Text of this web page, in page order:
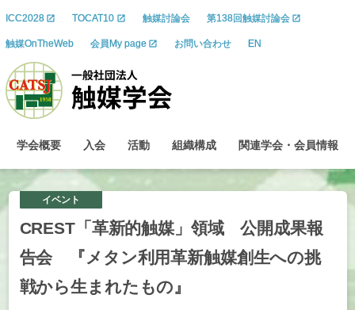
ICC2028 TOCAT10 触媒討論会 第138回触媒討論会
触媒OnTheWeb 会員My page お問い合わせ EN
学会概要 入会 活動 組織構成 関連学会 ・ 会員情報
イベント
CREST「革新的触媒」 領域
公開成果報
告会
『メタン利用革新触媒創生への挑
戦から生まれたもの』